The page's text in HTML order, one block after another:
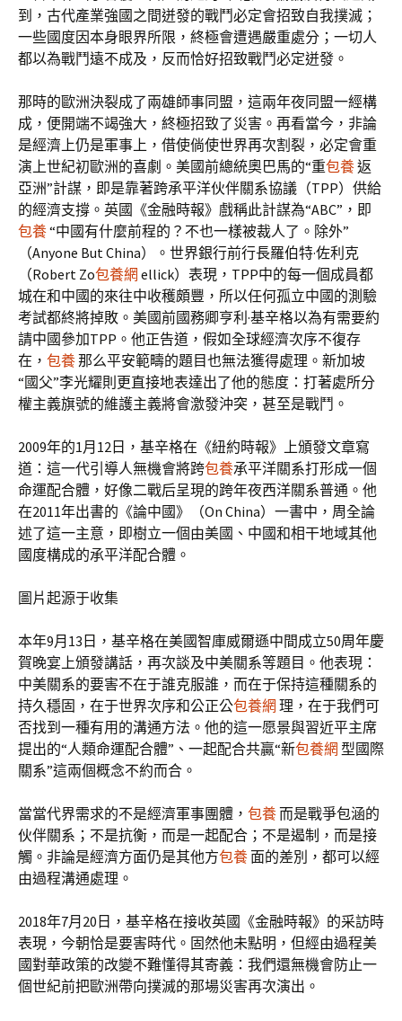
到，古代產業強國之間迸發的戰鬥必定會招致自我撲滅；
一些國度因本身眼界所限，終極會遭遇嚴重處分；一切人
都以為戰鬥遠不成及，反而恰好招致戰鬥必定迸發。
那時的歐洲決裂成了兩雄師事同盟，這兩年夜同盟一經構
成，便開端不竭強大，終極招致了災害。再看當今，非論
是經濟上仍是軍事上，借使倘使世界再次割裂，必定會重
演上世紀初歐洲的喜劇。美國前總統奧巴馬的“重包養返
亞洲”計謀，即是靠著跨承平洋伙伴關系協議（TPP）供給
的經濟支撐。英國《金融時報》戲稱此計謀為“ABC”，即
包養“中國有什麼前程的？不也一樣被裁人了。除外”
（Anyone But China）。世界銀行前行長羅伯特·佐利克
（Robert Zo包養網 ellick）表現，TPP中的每一個成員都
城在和中國的來往中收穫頗豐，所以任何孤立中國的測驗
考試都終將掉敗。美國前國務卿亨利·基辛格以為有需要約
請中國參加TPP。他正告道，假如全球經濟次序不復存
在， 包養那么平安範疇的題目也無法獲得處理。新加坡
“國父”李光耀則更直接地表達出了他的態度：打著處所分
權主義旗號的維護主義將會激發沖突，甚至是戰鬥。
2009年的1月12日，基辛格在《紐約時報》上頒發文章寫
道：這一代引導人無機會將跨包養承平洋關系打形成一個
命運配合體，好像二戰后呈現的跨年夜西洋關系普通。他
在2011年出書的《論中國》（On China）一書中，周全論
述了這一主意，即樹立一個由美國、中國和相干地域其他
國度構成的承平洋配合體。
圖片起源于收集
本年9月13日，基辛格在美國智庫威爾遜中間成立50周年慶
賀晚宴上頒發講話，再次談及中美關系等題目。他表現：
中美關系的要害不在于誰克服誰，而在于保持這種關系的
持久穩固，在于世界次序和公正公包養網 理，在于我們可
否找到一種有用的溝通方法。他的這一愿景與習近平主席
提出的“人類命運配合體”、一起配合共贏“新包養網 型國際
關系”這兩個概念不約而合。
當當代界需求的不是經濟軍事團體， 包養而是戰爭包涵的
伙伴關系；不是抗衡，而是一起配合；不是遏制，而是接
觸。非論是經濟方面仍是其他方包養 面的差別，都可以經
由過程溝通處理。
2018年7月20日，基辛格在接收英國《金融時報》的采訪時
表現，今朝恰是要害時代。固然他未點明，但經由過程美
國對華政策的改變不難懂得其寄義：我們還無機會防止一
個世紀前把歐洲帶向撲滅的那場災害再次演出。